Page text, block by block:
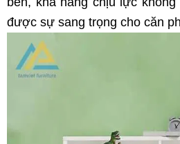
được sự sang trọng cho căn